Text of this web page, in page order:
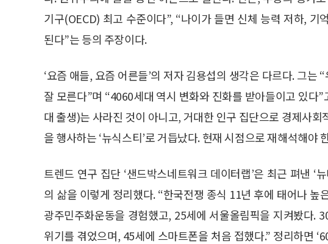
기구(OECD) 최고 수준이다”, “나이가 들면 신체 능력 저하,
된다”는 등의 주장이다.
‘요즘 애들, 요즘 어른들’의 저자 김용섭의 생각은 다르다. 그는
잘 모른다”며 “4060세대 역시 변화와 진화를 받아들이고 있다
대 출생)는 사라진 것이 아니고, 거대한 인구 집단으로 경제사
을 행사하는 ‘뉴식스티’로 거듭났다. 현재 시점으로 재해석해야
트렌드 연구 집단 ‘샌드박스네트워크 데이터랩’은 최근 펴낸 ‘
의 삶을 이렇게 정리했다. “한국전쟁 종식 11년 후에 태어나 높
광주민주화운동을 경험했고, 25세에 서울올림픽을 지켜봤다.
위기를 겪었으며, 45세에 스마트폰을 처음 접했다.” 정리하면